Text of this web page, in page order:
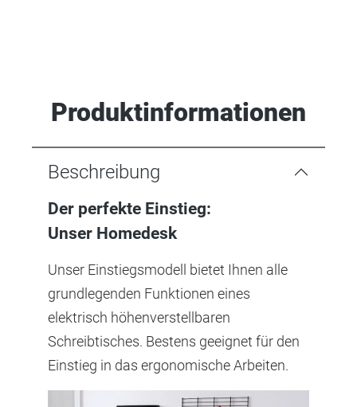
Produktinformationen
Beschreibung
Der perfekte Einstieg:
Unser Homedesk
Unser Einstiegsmodell bietet Ihnen alle
grundlegenden Funktionen eines
elektrisch höhenverstellbaren
Schreibtisches. Bestens geeignet für den
Einstieg in das ergonomische Arbeiten.